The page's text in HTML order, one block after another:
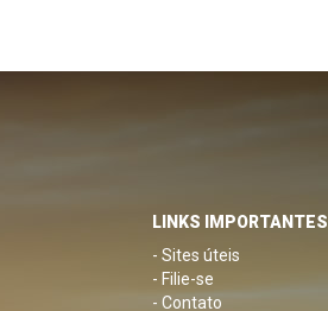
LINKS IMPORTANTES
- Sites úteis
- Filie-se
- Contato